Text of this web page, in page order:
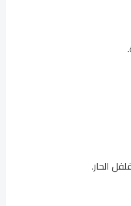
الحار.